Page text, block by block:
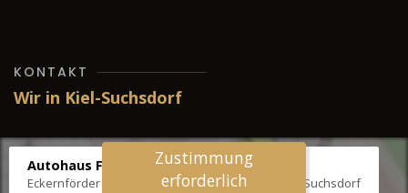
KONTAKT
Wir in Kiel-Suchsdorf
Autohaus Fräter
Eckernförder Str. /Klausbrooker Weg 1, 24107 Kiel-Suchsdorf
Zustimmung
erforderlich